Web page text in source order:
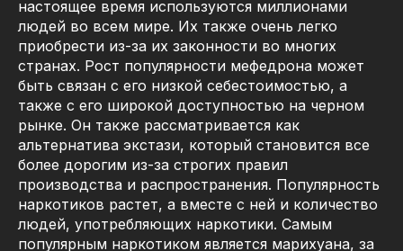
настоящее время используются миллионами
людей во всем мире. Их также очень легко
приобрести из-за их законности во многих
странах. Рост популярности мефедрона может
быть связан с его низкой себестоимостью, а
также с его широкой доступностью на черном
рынке. Он также рассматривается как
альтернатива экстази, который становится все
более дорогим из-за строгих правил
производства и распространения. Популярность
наркотиков растет, а вместе с ней и количество
людей, употребляющих наркотики. Самым
популярным наркотиком является марихуана, за